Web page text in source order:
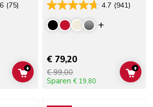
(75)
ADD TO CART
+
4.7 (941)
Display
€ 79,20
€ 99,00
Sparen € 19,80
ADD
+